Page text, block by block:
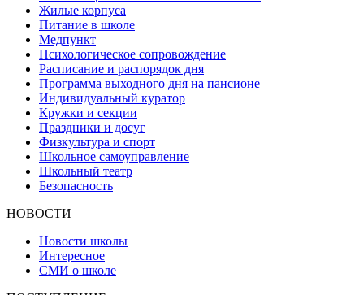
Жилые корпуса
Питание в школе
Медпункт
Психологическое сопровождение
Расписание и распорядок дня
Программа выходного дня на пансионе
Индивидуальный куратор
Кружки и секции
Праздники и досуг
Физкультура и спорт
Школьное самоуправление
Школьный театр
Безопасность
НОВОСТИ
Новости школы
Интересное
СМИ о школе